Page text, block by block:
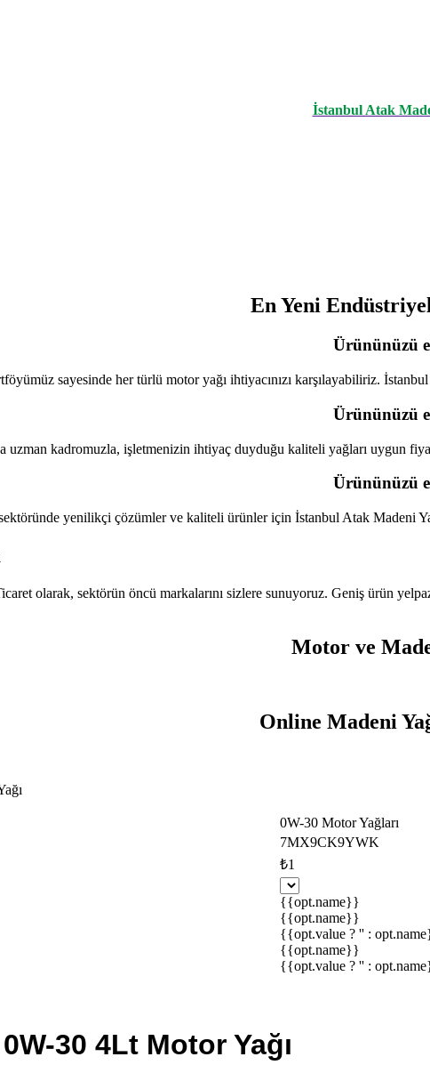
İstanbul Atak
En Yeni
Ürününüzü
sayesinde her türlü motor yağı ihtiyacınızı karşılayabiliriz.
Ürününüzü
uzman kadromuzla, işletmenizin ihtiyaç duyduğu kaliteli yağları uygun
Ürününüzü
yenilikçi çözümler ve kaliteli ürünler için İstanbul Atak Madeni
olarak, sektörün öncü markalarını sizlere sunuyoruz. Geniş ürün
Motor ve
Online Madeni
0W-30 Motor Yağları
7MX9CK9YWK
₺1
{{opt.name}}
{{opt.name}}
{{opt.value ? '' :
{{opt.name}}
{{opt.value ? '' :
30 4Lt Motor Yağı